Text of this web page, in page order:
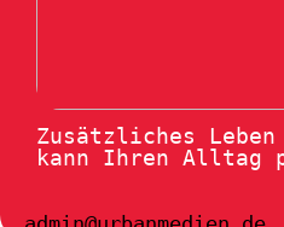
Zusätzliches
kann Ihren Alltag